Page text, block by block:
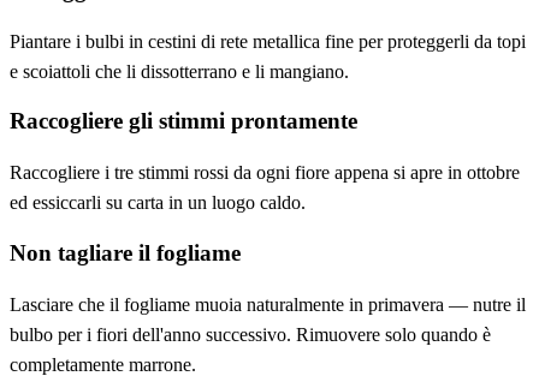
Piantare i bulbi in cestini di rete metallica fine per proteggerli da topi
e scoiattoli che li dissotterrano e li mangiano.
Raccogliere gli stimmi prontamente
Raccogliere i tre stimmi rossi da ogni fiore appena si apre in ottobre
ed essiccarli su carta in un luogo caldo.
Non tagliare il fogliame
Lasciare che il fogliame muoia naturalmente in primavera — nutre il
bulbo per i fiori dell'anno successivo. Rimuovere solo quando è
completamente marrone.